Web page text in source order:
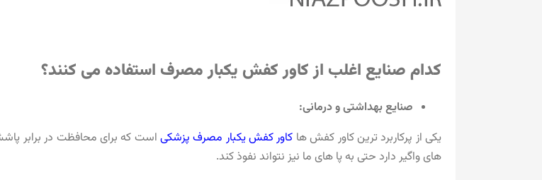
کدام صنایع اغلب از کاور کفش یکبار مصرف استفاده می کنند؟
صنایع بهداشتی و درمانی:
یکی از پرکاربرد ترین کاور کفش ها کاور کفش یکبار مصرف پزشکی است که برای محافظت در برابر
های واگیر دارد حتی به پا های ما نیز نتواند نفوذ کند.